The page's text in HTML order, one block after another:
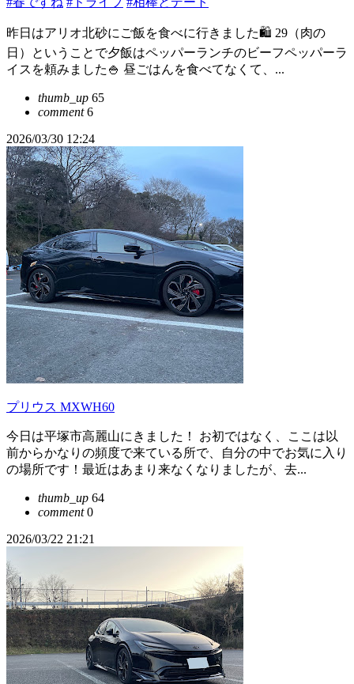
昨日はアリオ北砂にご飯を食べに行きました🛍️ 29（肉の
日）ということで夕飯はペッパーランチのビーフペッパーラ
イスを頼みました🍚 昼ごはんを食べてなくて、...
thumb_up 65
comment6
2026/03/30 12:24
プリウス MXWH60
今日は平塚市高麗山にきました！ お初ではなく、ここは以
前からかなりの頻度で来ている所で、自分の中でお気に入り
の場所です！最近はあまり来なくなりましたが、去...
thumb_up 64
comment0
2026/03/22 21:21